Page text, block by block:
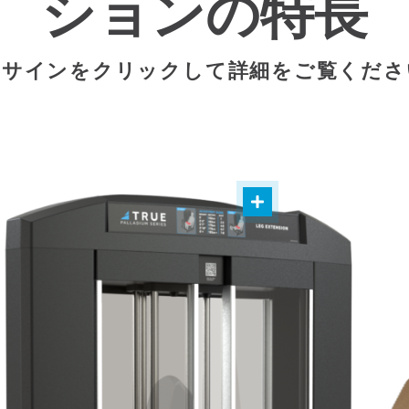
ションの特長
サインをクリックして詳細をご覧くだ